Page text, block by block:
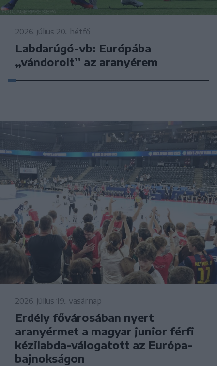
2026. július 20., hétfő
Labdarúgó-vb: Európába
„vándorolt” az aranyérem
2026. július 19., vasárnap
Erdély fővárosában nyert
aranyérmet a magyar junior férfi
kézilabda-válogatott az Európa-
bajnokságon